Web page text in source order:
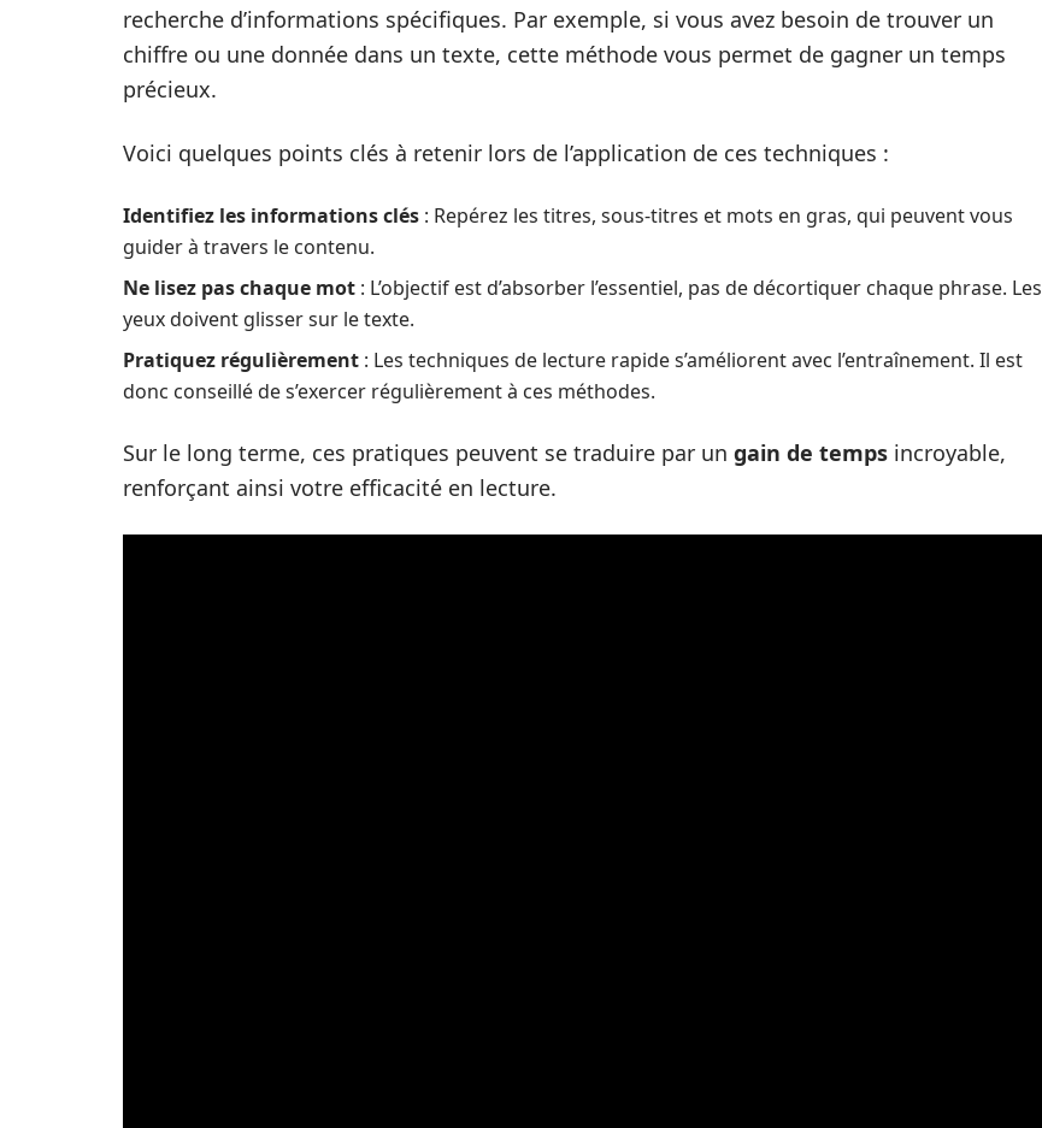
recherche d’informations spécifiques. Par exemple, si vous avez besoin de trouver un
chiffre ou une donnée dans un texte, cette méthode vous permet de gagner un temps
précieux.
Voici quelques points clés à retenir lors de l’application de ces techniques :
Identifiez les informations clés : Repérez les titres, sous-titres et mots en gras, qui peuvent vous
guider à travers le contenu.
Ne lisez pas chaque mot : L’objectif est d’absorber l’essentiel, pas de décortiquer chaque phrase. Les
yeux doivent glisser sur le texte.
Pratiquez régulièrement : Les techniques de lecture rapide s’améliorent avec l’entraînement. Il est
donc conseillé de s’exercer régulièrement à ces méthodes.
Sur le long terme, ces pratiques peuvent se traduire par un gain de temps incroyable,
renforçant ainsi votre efficacité en lecture.